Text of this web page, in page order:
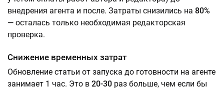
внедрения агента и после. Затраты снизились на 80%
— осталась только необходимая редакторская
проверка.
Снижение временных затрат
Обновление статьи от запуска до готовности на агенте
занимает 1 час. Это в 20-30 раз больше, чем если бы